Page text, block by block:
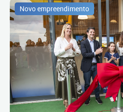
Novo empreendimento